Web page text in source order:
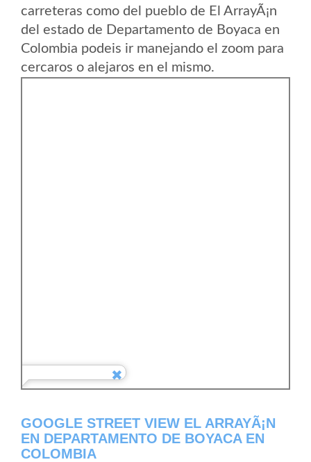
carreteras como del pueblo de El ArrayÃ¡n
del estado de Departamento de Boyaca en
Colombia podeis ir manejando el zoom para
cercaros o alejaros en el mismo.
GOOGLE STREET VIEW EL ARRAYÃ¡N
EN DEPARTAMENTO DE BOYACA EN
COLOMBIA